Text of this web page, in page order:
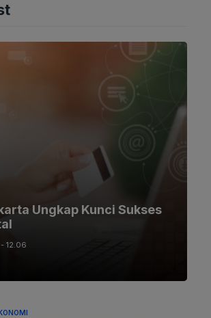
Ungkap Kunci Sukses
12.06